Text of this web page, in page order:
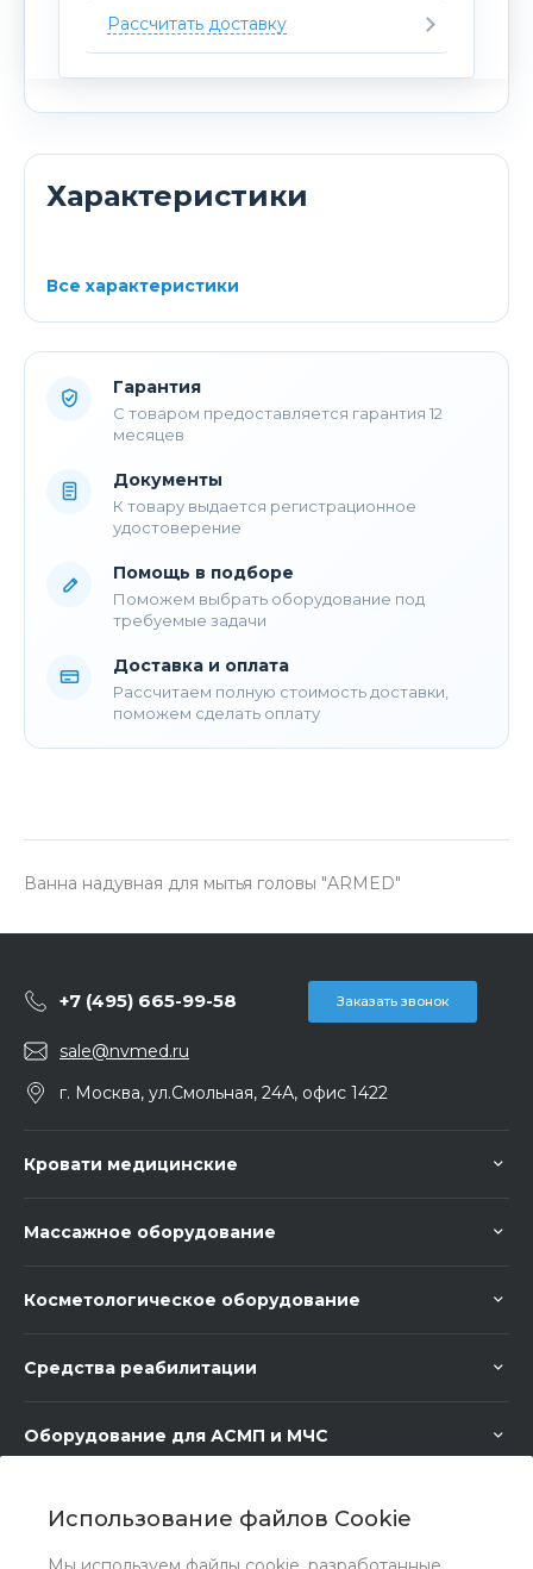
Использование файлов Cookie
Рассчитать доставку
Характеристики
Все характеристики
Гарантия
С товаром предоставляется гарантия 12
месяцев
Документы
К товару выдается регистрационное
удостоверение
Помощь в подборе
Поможем выбрать оборудование под
требуемые задачи
Доставка и оплата
Рассчитаем полную стоимость доставки,
поможем сделать оплату
Ванна надувная для мытья головы "ARMED"
+7 (495) 665-99-58 Заказать звонок
sale@nvmed.ru
г. Москва, ул.Смольная, 24А, офис 1422
Кровати медицинские
Массажное оборудование
Косметологическое оборудование
Средства реабилитации
Оборудование для АСМП и МЧС